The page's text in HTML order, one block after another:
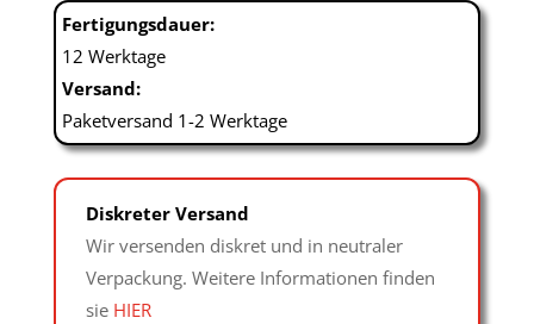
Fertigungsdauer:
12 Werktage
Versand:
Paketversand 1-2 Werktage
Diskreter Versand
Wir versenden diskret und in neutraler
Verpackung. Weitere Informationen finden
sie HIER